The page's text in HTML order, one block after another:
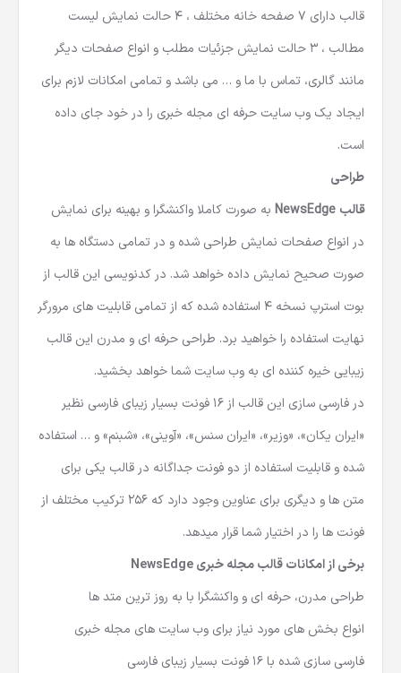
قالب دارای 7 صفحه خانه مختلف ، 4 حالت نمایش لیست
مطالب ، 3 حالت نمایش جزئیات مطلب و انواع صفحات دیگر
مانند گالری، تماس با ما و … می باشد و تمامی امکانات لازم برای
ایجاد یک وب سایت حرفه ای مجله خبری را در خود جای داده
است.
طراحی
قالب NewsEdge
به صورت کاملا واکنشگرا و بهینه برای نمایش
در انواع صفحات نمایش طراحی شده و در تمامی دستگاه ها به
صورت صحیح نمایش داده خواهد شد. در کدنویسی این قالب از
بوت استرپ نسخه 4 استفاده شده که از تمامی قابلیت های مرورگر
نهایت استفاده را خواهید برد. طراحی حرفه ای و مدرن این قالب
زیبایی خیره کننده ای به وب سایت شما خواهد بخشید.
در فارسی سازی این قالب از 16 فونت بسیار زیبای فارسی نظیر
«ایران یکان»، «وزیر»، «ایران سنس»، «آوینی»، «شبنم» و … استفاده
شده و قابلیت استفاده از دو فونت جداگانه در قالب یکی برای
متن ها و دیگری برای عناوین وجود دارد که 256 ترکیب مختلف از
فونت ها را در اختیار شما قرار میدهد.
برخی از امکاناتقالب مجله خبری NewsEdge
طراحی مدرن، حرفه ای و واکنشگرا با به روز ترین متد ها
انواع بخش های مورد نیاز برای وب سایت های مجله خبری
فارسی سازی شده با 16 فونت بسیار زیبای فارسی